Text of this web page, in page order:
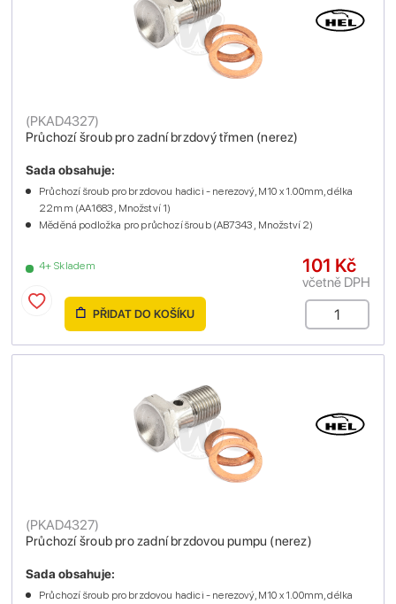
Průchozí šroub pro zadní brzdový třmen (nerez)
(PKAD4327)
4+ Skladem
Sada obsahuje:
Průchozí šroub pro brzdovou hadici - nerezový, M10 x 1.00mm, délka
22mm (AA1683 , Množství 1)
Měděná podložka pro průchozí šroub (AB7343 , Množství 2)
101 Kč
včetně DPH
PŘIDAT DO KOŠÍKU
Průchozí šroub pro zadní brzdovou pumpu (nerez)
(PKAD4327)
Sada obsahuje:
Průchozí šroub pro brzdovou hadici - nerezový, M10 x 1.00mm, délka